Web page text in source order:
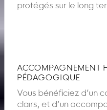
protégés sur le long
ACCOMPAGNEMENT
PÉDAGOGIQUE
Vous bénéficiez d’un
clairs, et d’un